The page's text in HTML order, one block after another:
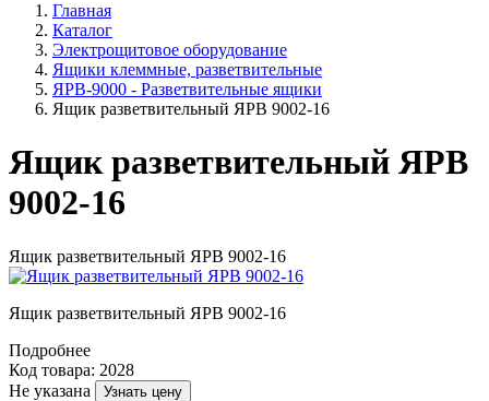
Главная
Каталог
Электрощитовое оборудование
Ящики клеммные, разветвительные
ЯРВ-9000 - Разветвительные ящики
Ящик разветвительный ЯРВ 9002-16
Ящик разветвительный ЯРВ
9002-16
Ящик разветвительный ЯРВ 9002-16
Ящик разветвительный ЯРВ 9002-16
Подробнее
Код товара: 2028
Не указана
Узнать цену